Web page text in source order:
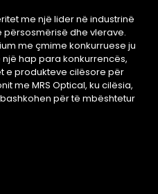
me një lider në industrinë
përsosmërisë dhe vlerave.
me çmime konkurruese ju
hap para konkurrencës,
e produkteve cilësore për
me MRS Optical, ku cilësia,
për të mbështetur